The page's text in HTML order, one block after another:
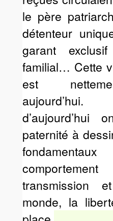
le père
détenteur
garant
familial… Cette
est
d’aujourd’hui
paternité à
transmission
monde, la